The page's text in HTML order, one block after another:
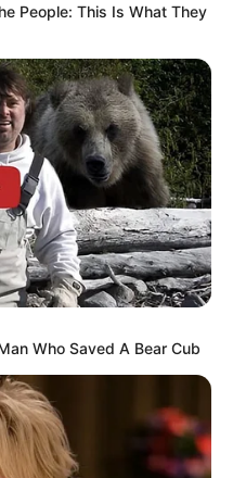
CƏMİYYƏT
seçən
etdi
0 0
People: This Is What They
Who Saved A Bear Cub